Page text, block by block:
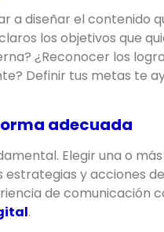
a diseñar el contenido
los objetivos que
¿Reconocer los
Definir tus metas te
adecuada
Elegir una o
estrategias y acciones
de comunicación
.